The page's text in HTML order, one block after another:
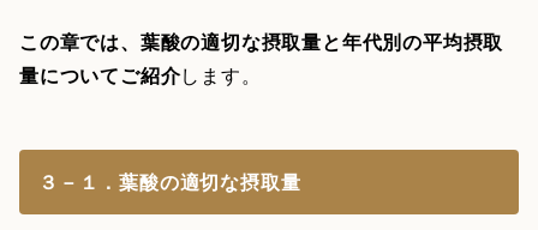
この章では、葉酸の適切な摂取量と年代別の平均摂取
量についてご紹介します。
３－１．葉酸の適切な摂取量